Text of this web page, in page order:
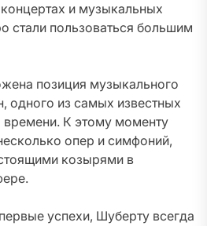
и музыкальных
стали пользоваться большим
позиция музыкального
одного из самых известных
времени. К этому моменту
опер и симфоний,
козырями в
успехи, Шуберту всегда